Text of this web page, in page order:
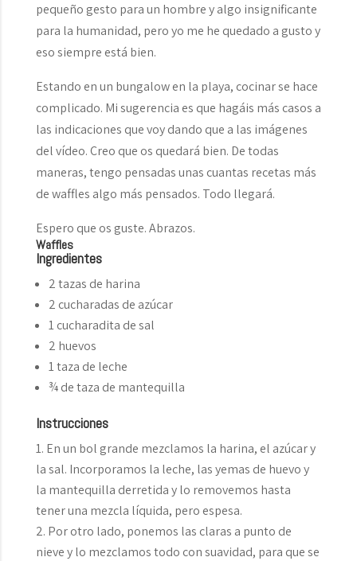
pequeño gesto para un hombre y algo insignificante
para la humanidad, pero yo me he quedado a gusto y
eso siempre está bien.
Estando en un bungalow en la playa, cocinar se hace
complicado. Mi sugerencia es que hagáis más casos a
las indicaciones que voy dando que a las imágenes
del vídeo. Creo que os quedará bien. De todas
maneras, tengo pensadas unas cuantas recetas más
de waffles algo más pensados. Todo llegará.
Espero que os guste. Abrazos.
Waffles
Ingredientes
2 tazas de harina
2 cucharadas de azúcar
1 cucharadita de sal
2 huevos
1 taza de leche
¾ de taza de mantequilla
Instrucciones
En un bol grande mezclamos la harina, el azúcar y
la sal. Incorporamos la leche, las yemas de huevo y
la mantequilla derretida y lo removemos hasta
tener una mezcla líquida, pero espesa.
Por otro lado, ponemos las claras a punto de
nieve y lo mezclamos todo con suavidad, para que se